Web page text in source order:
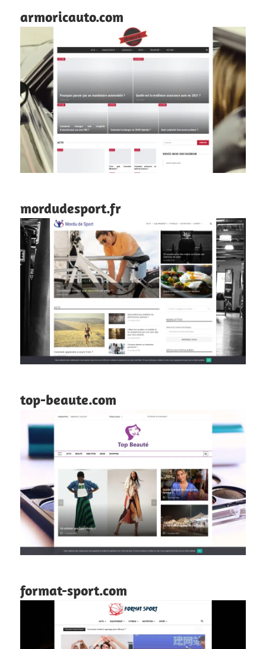
armoricauto.com
mordudesport.fr
top-beaute.com
format-sport.com